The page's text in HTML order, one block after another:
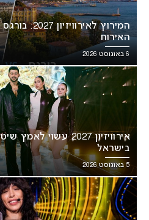
המירוץ
האירוח
6 באוגוסט 2026
אירוויזיון 2027
בישראל
5 באוגוסט 2026